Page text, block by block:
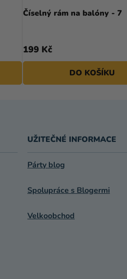
Číselný rám na balóny - 7
199 Kč
DO KOŠÍKU
UŽITEČNÉ INFORMACE
Párty blog
Spolupráce s Blogermi
Velkoobchod